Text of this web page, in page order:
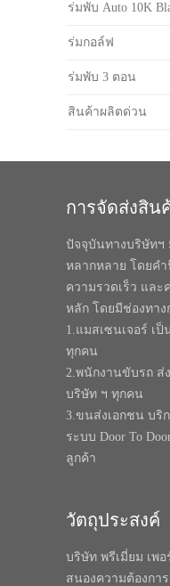
ร่มพับ Auto 10K
ร่มกอล์ฟ
ร่มพับ 3 ตอน
สินค้าผลิตด่วน
การจัดส่งสิน
ปัจจุบันทางบริษัทฯ
หลากหลาย โดยค
ความรวดเร็ว แล
หลัก โดยมีช่องทาง
1.แมสเซนเจอร์ เ
ทุกคน
2.พนักงานขับรถ ส่
บริษัท ฯ ทุกคน
3.ขนส่งเอกชน บริ
ระบบ Door To
ลูกค้า
วัตถุประสงค์
บริษัท พรีเมี่ยม เพ
สนองความต้องกา